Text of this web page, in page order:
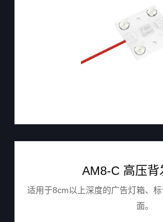
AM8-C 高压背
适用于8cm以上深度的广告灯箱、
面。